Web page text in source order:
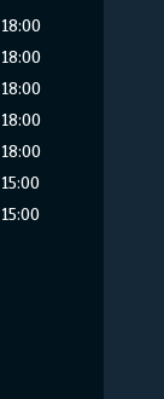
18:00
18:00
18:00
18:00
18:00
15:00
15:00